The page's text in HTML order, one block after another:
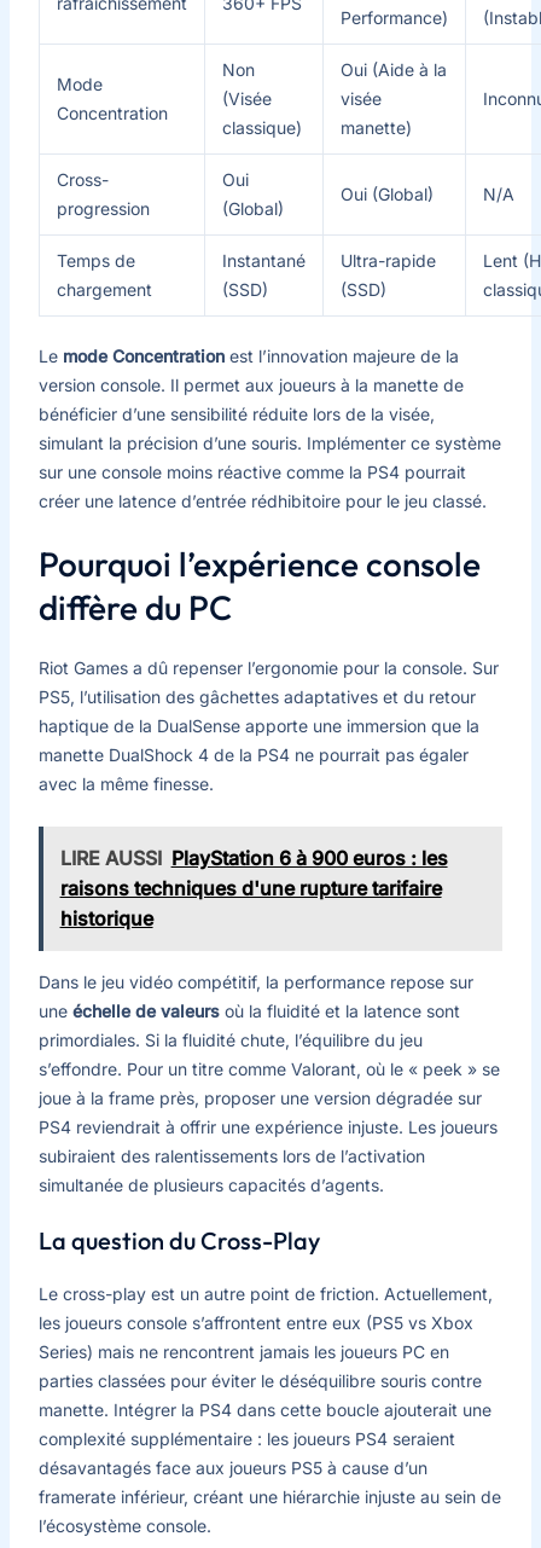
Performance)
Mode
Concentration
Non
(Visée
classique)
Oui (Aide à la
visée
manette)
Cross-
progression
Oui
(Global)
Oui (Global) N/A
Temps de
chargement
Instantané
(SSD)
Ultra-rapide
(SSD)
Lent
Le mode Concentrationest l’innovation majeure de la
version console. Il permet aux joueurs à la manette de
bénéficier d’une sensibilité réduite lors de la visée,
simulant la précision d’une souris. Implémenter ce système
sur une console moins réactive comme la PS4 pourrait
créer une latence d’entrée rédhibitoire pour le jeu classé.
Pourquoi l’expérience console
diffère du PC
Riot Games a dû repenser l’ergonomie pour la console. Sur
PS5, l’utilisation des gâchettes adaptatives et du retour
haptique de la DualSense apporte une immersion que la
manette DualShock 4 de la PS4 ne pourrait pas égaler
avec la même finesse.
LIRE AUSSI PlayStation 6 à 900 euros : les
raisons techniques d'une rupture tarifaire
historique
Dans le jeu vidéo compétitif, la performance repose sur
une échelle de valeursoù la fluidité et la latence sont
primordiales. Si la fluidité chute, l’équilibre du jeu
s’effondre. Pour un titre comme Valorant, où le « peek » se
joue à la frame près, proposer une version dégradée sur
PS4 reviendrait à offrir une expérience injuste. Les joueurs
subiraient des ralentissements lors de l’activation
simultanée de plusieurs capacités d’agents.
La question du Cross-Play
Le cross-play est un autre point de friction. Actuellement,
les joueurs console s’affrontent entre eux (PS5 vs Xbox
Series) mais ne rencontrent jamais les joueurs PC en
parties classées pour éviter le déséquilibre souris contre
manette. Intégrer la PS4 dans cette boucle ajouterait une
complexité supplémentaire : les joueurs PS4 seraient
désavantagés face aux joueurs PS5 à cause d’un
framerate inférieur, créant une hiérarchie injuste au sein de
l’écosystème console.